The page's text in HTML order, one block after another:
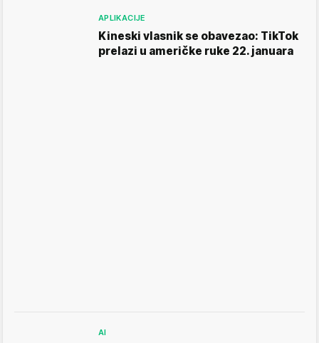
APLIKACIJE
Kineski vlasnik se obavezao: TikTok
prelazi u američke ruke 22. januara
AI